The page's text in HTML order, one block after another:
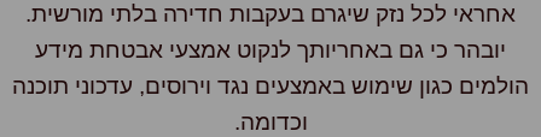
לכל נזק שיגרם בעקבות חדירה בלתי מורשית.
יובהר כי גם באחריותך לנקוט אמצעי אבטחת מידע
כגון שימוש באמצעים נגד וירוסים, עדכוני תוכנה
וכדומה.